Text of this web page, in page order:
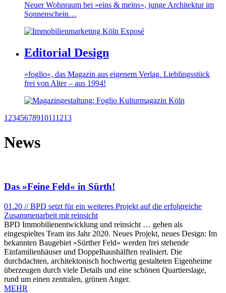
Neuer Wohnraum bei »eins & meins«, junge Architektur im
Sonnenschein…
Editorial Design
»foglio«, das Magazin aus eigenem Verlag. Lieblingsstück
frei von Alter – aus 1994!
1 2345678910111213
News
Das »Feine Feld« in Sürth!
01.20 // BPD setzt für ein weiteres Projekt auf die erfolgreiche
Zusammenarbeit mit reinsicht
BPD Immobilienentwicklung und reinsicht … gehen als
eingespieltes Team ins Jahr 2020. Neues Projekt, neues Design: Im
bekannten Baugebiet »Sürther Feld« werden frei stehende
Einfamilienhäuser und Doppelhaushälften realisiert. Die
durchdachten, architektonisch hochwertig gestalteten Eigenheime
überzeugen durch viele Details und eine schönen Quartierslage,
rund um einen zentralen, grünen Anger.
MEHR